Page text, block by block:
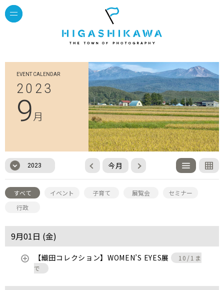
EVENT CALENDAR
2023
9月
2023 今月
すべて イベント 子育て 展覧会
セミナー
行政
9月01日 (金)
【織田コレクション】WOMEN’S EYES展
10/1ま
で